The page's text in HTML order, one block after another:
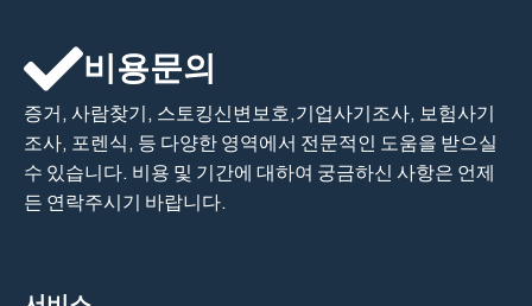
비용문의
증거, 사람찾기, 스토킹신변보호,기업사기조사, 보험사기
조사, 포렌식, 등 다양한 영역에서 전문적인 도움을 받으실
수 있습니다. 비용 및 기간에 대하여 궁금하신 사항은 언제
든 연락주시기 바랍니다.